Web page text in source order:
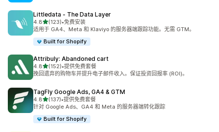
Littledata ‑ The Data Layer
4.8星（满分 5 星）
(123)
总共 123 条评论
•免费安装
适用于 GA4、Meta 和 Klaviyo 的服务器端跟踪功能。无需 GTM。
Built for Shopify
Attribuly: Abandoned cart
4.8星（满分 5 星）
(152)
总共 152 条评论
•提供免费套餐
挽回遗弃的购物车并提升电子邮件收入。保证投资回报率 (ROI)。
TagFly Google Ads, GA4 & GTM
4.8星（满分 5 星）
(137)
总共 137 条评论
•提供免费套餐
针对 Google Ads、GA4 和 Meta 的服务器端转化跟踪
Built for Shopify